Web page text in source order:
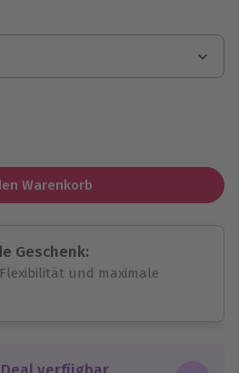
Warenkorb
Geschenk:
und maximale